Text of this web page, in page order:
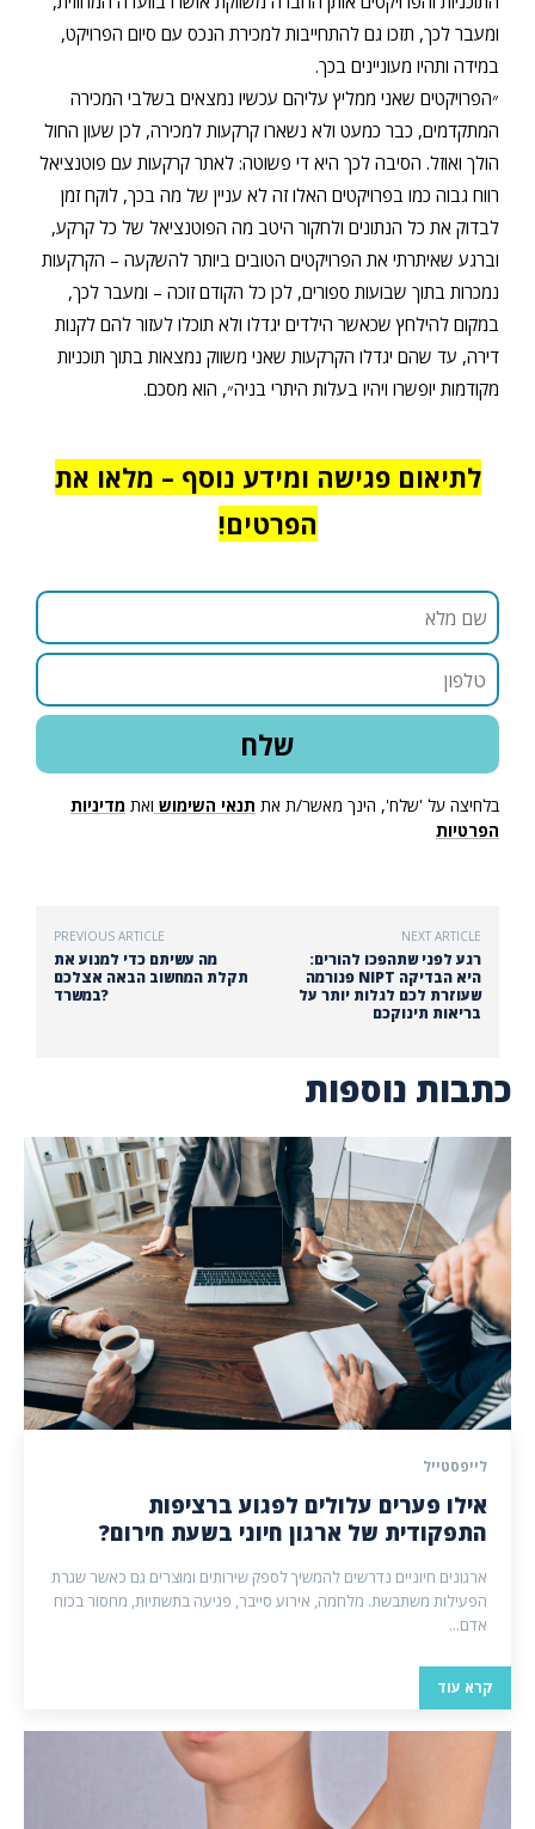
ומעבר לכך, תזכו גם להתחייבות למכירת הנכס עם סיום הפרויקט,
במידה ותהיו מעוניינים בכך.
״הפרויקטים שאני ממליץ עליהם עכשיו נמצאים בשלבי המכירה
המתקדמים, כבר כמעט ולא נשארו קרקעות למכירה, לכן שעון החול
הולך ואוזל. הסיבה לכך היא די פשוטה: לאתר קרקעות עם פוטנציאל
רווח גבוה כמו בפרויקטים האלו זה לא עניין של מה בכך, לוקח זמן
לבדוק את כל הנתונים ולחקור היטב מה הפוטנציאל של כל קרקע,
וברגע שאיתרתי את הפרויקטים הטובים ביותר להשקעה – הקרקעות
נמכרות בתוך שבועות ספורים, לכן כל הקודם זוכה – ומעבר לכך,
במקום להילחץ שכאשר הילדים יגדלו ולא תוכלו לעזור להם לקנות
דירה, עד שהם יגדלו הקרקעות שאני משווק נמצאות בתוך תוכניות
מקודמות יופשרו ויהיו בעלות היתרי בניה״, הוא מסכם.
לתיאום פגישה ומידע נוסף – מלאו את
הפרטים!
בלחיצה על 'שלח', הינך מאשר/ת את תנאי השימוש ואת מדיניות
הפרטיות
PREVIOUS ARTICLE
מה עשיתם כדי למנוע את
תקלת המחשוב הבאה אצלכם
במשרד?
NEXT ARTICLE
רגע לפני שתהפכו להורים:
פנורמה NIPT היא הבדיקה
שעוזרת לכם לגלות יותר על
בריאות תינוקכם
כתבות נוספות
לייפסטייל
אילו פערים עלולים לפגוע ברציפות
התפקודית של ארגון חיוני בשעת חירום?
ארגונים חיוניים נדרשים להמשיך לספק שירותים ומוצרים גם כאשר שגרת
הפעילות משתבשת. מלחמה, אירוע סייבר, פגיעה בתשתיות, מחסור בכוח
אדם...
קרא עוד